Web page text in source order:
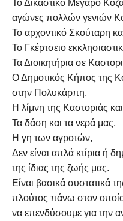
Το Δικαστικό Μέγαρο
αγώνες πολλών γενιών
Το αρχοντικό Σκούταρη
Το Γκέρτσειο
Τα Διοικητήρια σε
Ο Δημοτικός Κήπος της
στην Πολυκάρπη,
Η λίμνη της Καστοριάς
Τα δάση και τα νερά μας,
Η γη των αγροτών,
Δεν είναι απλά κτίρια ή
της ίδιας της ζωής μας.
Είναι βασικά συστατικά
πλούτος πάνω στον
να επενδύσουμε για την